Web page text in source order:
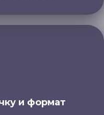
и формат
формат